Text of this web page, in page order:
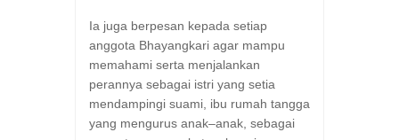
Ia juga berpesan kepada setiap
anggota Bhayangkari agar mampu
memahami serta menjalankan
perannya sebagai istri yang setia
mendampingi suami, ibu rumah tangga
yang mengurus anak–anak, sebagai